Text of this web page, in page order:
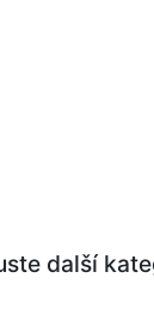
další